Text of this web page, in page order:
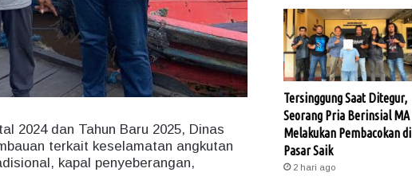
2024 dan Tahun Baru 2025, Dinas
terkait keselamatan angkutan
kapal penyeberangan,
Tersinggung Saat Ditegur,
Seorang Pria Berinsial MA
Melakukan Pembacokan di
Pasar Saik
2 hari ago